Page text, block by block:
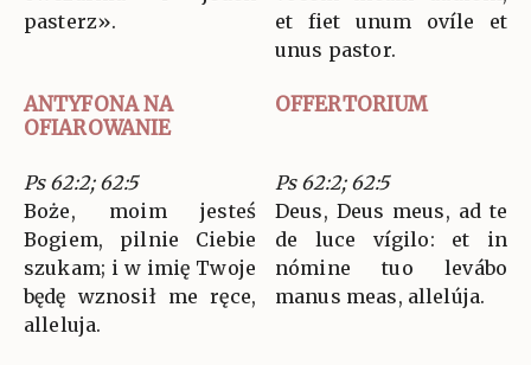
pasterz».
et fiet unum ovíle et
unus pastor.
ANTYFONA NA
OFIAROWANIE
OFFERTORIUM
Ps 62:2; 62:5
Boże, moim jesteś
Bogiem, pilnie Ciebie
szukam; i w imię Twoje
będę wznosił me ręce,
alleluja.
Ps 62:2; 62:5
Deus, Deus meus, ad te
de luce vígilo: et in
nómine tuo levábo
manus meas, allelúja.